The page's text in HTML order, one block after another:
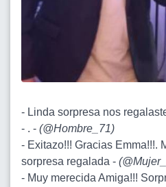
- Linda sorpresa nos
- . - (@Hombre_71)
- Exitazo!!! Gracias Emma!!!.
sorpresa regalada - (
- Muy merecida Amiga!!!